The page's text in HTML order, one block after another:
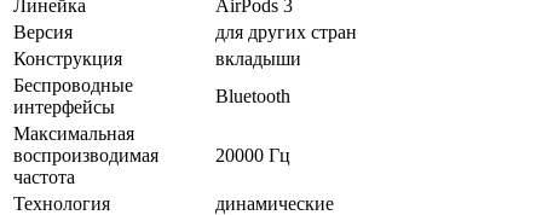
Линейка
AirPods 3
Версия
для других стран
Конструкция
вкладыши
Беспроводные
интерфейсы
Bluetooth
Максимальная
воспроизводимая
частота
20000 Гц
Технология динамические